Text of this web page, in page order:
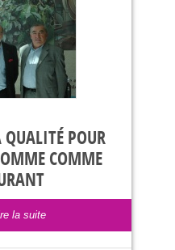
POUR
COMME
la suite